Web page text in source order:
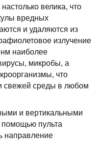
велика, что
вредных
и удаляются из
излучение
наиболее
микробы, а
что
свежей среды в любом
и вертикальными
пульта
направление